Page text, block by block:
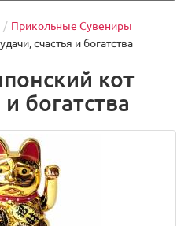
Прикольные Сувениры
счастья и богатства
кот
богатства